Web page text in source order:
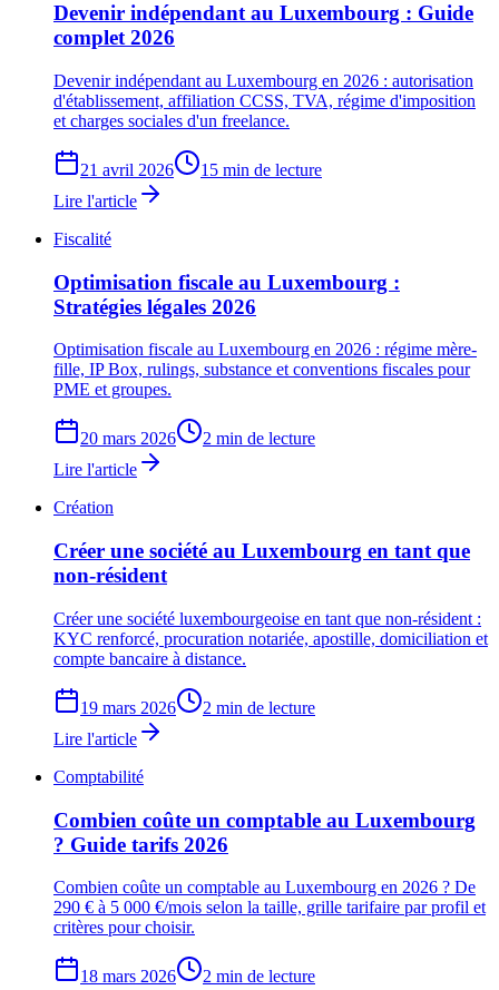
Devenir indépendant au Luxembourg : Guide
complet 2026
Devenir indépendant au Luxembourg en 2026 : autorisation
d'établissement, affiliation CCSS, TVA, régime d'imposition
et charges sociales d'un freelance.
21 avril 2026
15 min de lecture
Lire l'article
Fiscalité
Optimisation fiscale au Luxembourg :
Stratégies légales 2026
Optimisation fiscale au Luxembourg en 2026 : régime mère-
fille, IP Box, rulings, substance et conventions fiscales pour
PME et groupes.
20 mars 2026
2 min de lecture
Lire l'article
Création
Créer une société au Luxembourg en tant que
non-résident
Créer une société luxembourgeoise en tant que non-résident :
KYC renforcé, procuration notariée, apostille, domiciliation et
compte bancaire à distance.
19 mars 2026
2 min de lecture
Lire l'article
Comptabilité
Combien coûte un comptable au Luxembourg
? Guide tarifs 2026
Combien coûte un comptable au Luxembourg en 2026 ? De
290 € à 5 000 €/mois selon la taille, grille tarifaire par profil et
critères pour choisir.
18 mars 2026
2 min de lecture